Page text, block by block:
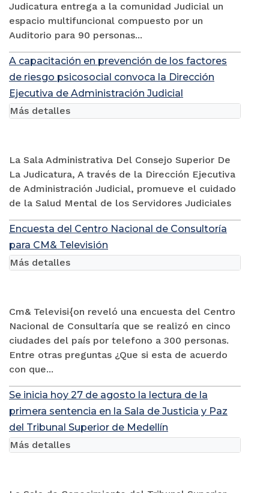
Judicatura entrega a la comunidad Judicial un
espacio multifuncional compuesto por un
Auditorio para 90 personas...
A capacitación en prevención de los factores
de riesgo psicosocial convoca la Dirección
Ejecutiva de Administración Judicial
La Sala Administrativa Del Consejo Superior De
La Judicatura, A través de la Dirección Ejecutiva
de Administración Judicial, promueve el cuidado
de la Salud Mental de los Servidores Judiciales
Más detalles
Encuesta del Centro Nacional de Consultoría
para CM& Televisión
Cm& Televisi{on reveló una encuesta del Centro
Nacional de Consultaría que se realizó en cinco
ciudades del país por telefono a 300 personas.
Entre otras preguntas ¿Que si esta de acuerdo
con que...
Más detalles
Se inicia hoy 27 de agosto la lectura de la
primera sentencia en la Sala de Justicia y Paz
del Tribunal Superior de Medellín
Más detalles